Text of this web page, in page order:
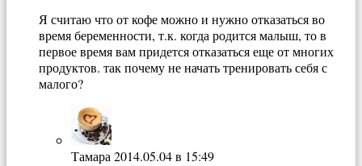
Я считаю что от кофе можно и нужно отказаться во
время беременности, т.к. когда родится малыш, то в
первое время вам придется отказаться еще от многих
продуктов. так почему не начать тренировать себя с
малого?
Тамара 2014.05.04 в 15:49